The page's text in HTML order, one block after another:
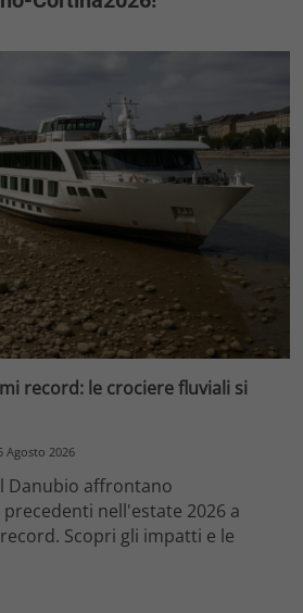
record: le crociere fluviali si
Agosto 2026
Danubio affrontano
nell'estate 2026 a
Scopri gli impatti e le